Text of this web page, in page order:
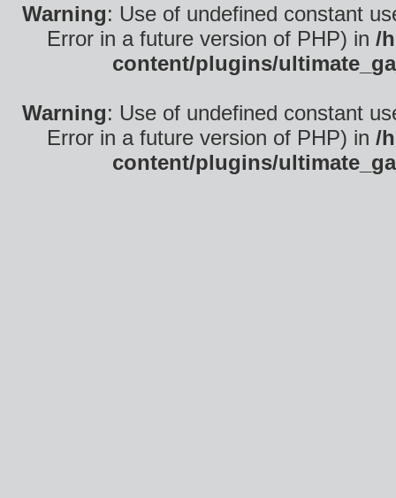
Warning: Use of undefined constant
Error in a future version of PHP) in /
content/plugins/
Warning: Use of undefined constant
Error in a future version of PHP) in /
content/plugins/